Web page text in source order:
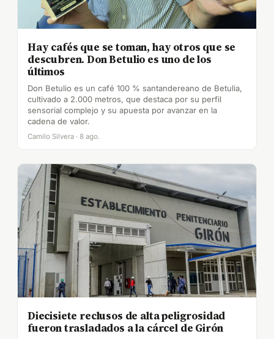
Hay cafés que se toman, hay otros que se
descubren. Don Betulio es uno de los
últimos
Don Betulio es un café 100 % santandereano de Betulia,
cultivado a 2.000 metros, que destaca por su perfil
sensorial complejo y su apuesta por avanzar en la
cadena de valor.
Camilo Silvera · 8 ago.
Diecisiete reclusos de alta peligrosidad
fueron trasladados a la cárcel de Girón